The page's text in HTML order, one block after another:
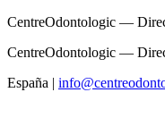
CentreOdontologic —
CentreOdontologic —
España |